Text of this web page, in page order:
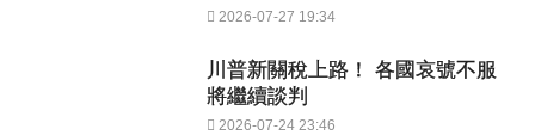
2026-07-27 19:34
川普新關稅上路！ 各國哀號不服
將繼續談判
2026-07-24 23:46